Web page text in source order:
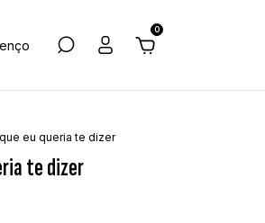
0
eu queria te dizer
te dizer